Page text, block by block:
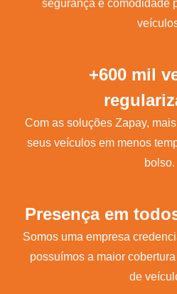
segurança e comodidade
+600 mil
Com as soluções Zapay,
seus veículos em menos
bolso.
Presença em
Somos uma empresa
possuímos a maior
de